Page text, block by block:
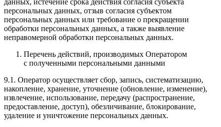
персональных данных, отзыв согласия субъектом
персональных данных или требование о прекращении
обработки персональных данных, а также выявление
неправомерной обработки персональных данных.
Перечень действий, производимых Оператором
с полученными персональными данными
9.1. Оператор осуществляет сбор, запись, систематизацию,
накопление, хранение, уточнение (обновление, изменение),
извлечение, использование, передачу (распространение,
предоставление, доступ), обезличивание, блокирование,
удаление и уничтожение персональных данных.